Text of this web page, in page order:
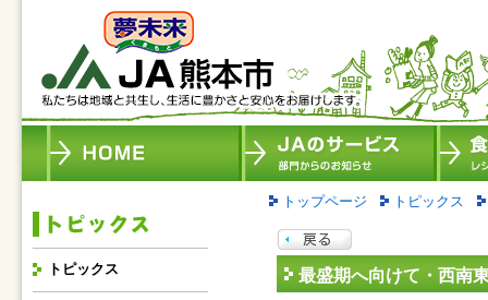
トピックス
トップページ トピックス
最盛期へ向けて・西南